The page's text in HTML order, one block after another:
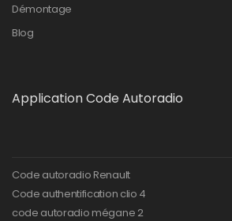
Démontage
Blog
Application Code Autoradio
Code autoradio Renault
Code authentification clio 4
code autoradio mégane 2